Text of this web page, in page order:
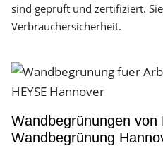
sind geprüft und zertifiziert.
Verbrauchersicherheit.
Wandbegrünungen von
Wandbegrünung